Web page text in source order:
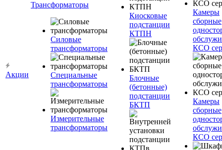
Акции
Трансформаторы
Силовые
трансформаторы
Специальные
трансформаторы
Измерительные
трансформаторы
Киосковые
подстанции
КТПН
Блочные
(бетонные)
подстанции
БКТП
Камеры
сборные
КСО
Камеры
сборные
КСО